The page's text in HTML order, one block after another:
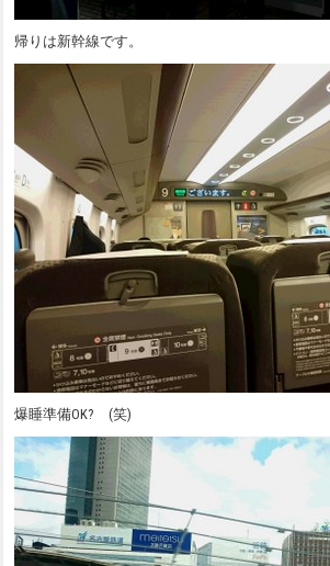
帰りは新幹線です。
爆睡準備OK? (笑)